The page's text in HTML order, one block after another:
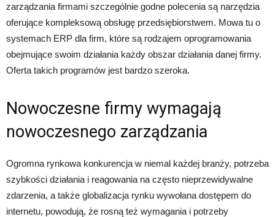
zarządzania firmami szczególnie godne polecenia są narzędzia
oferujące kompleksową obsługę przedsiębiorstwem. Mowa tu o
systemach ERP dla firm, które są rodzajem oprogramowania
obejmujące swoim działania każdy obszar działania danej firmy.
Oferta takich programów jest bardzo szeroka.
Nowoczesne firmy wymagają
nowoczesnego zarządzania
Ogromna rynkowa konkurencja w niemal każdej branży, potrzeba
szybkości działania i reagowania na często nieprzewidywalne
zdarzenia, a także globalizacja rynku wywołana dostępem do
internetu, powodują, że rosną też wymagania i potrzeby